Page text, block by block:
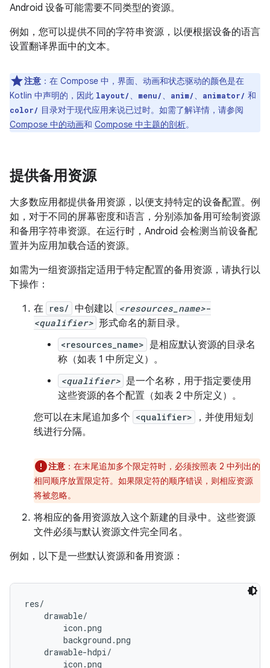
Android 设备可能需要不同类型的资源。
例如，您可以提供不同的字符串资源，以便根据设备的语言
设置翻译界面中的文本。
注意 ：在 Compose 中，界面、动画和状态驱动的颜色是在
Kotlin 中声明的，因此 layout/、 menu/、 anim/、 animator/ 和
color/ 目录对于现代应用来说已过时。如需了解详情，请参阅
Compose 中的动画和 Compose 中主题的剖析。
提供备用资源
大多数应用都提供备用资源，以便支持特定的设备配置。例
如，对于不同的屏幕密度和语言，分别添加备用可绘制资源
和备用字符串资源。在运行时，Android 会检测当前设备配
置并为应用加载合适的资源。
如需为一组资源指定适用于特定配置的备用资源，请执行以
下操作：
在 res/ 中创建以 <resources_name>-
<qualifier> 形式命名的新目录。
<resources_name> 是相应默认资源的目录名
称（如表 1 中所定义）。
<qualifier> 是一个名称，用于指定要使用
这些资源的各个配置（如表 2 中所定义）。
您可以在末尾追加多个 <qualifier> ， 并使用短划
线进行分隔。
注意 ：在末尾追加多个限定符时，必须按照表 2 中列出的
相同顺序放置限定符。如果限定符的顺序错误，则相应资源
将被忽略。
将相应的备用资源放入这个新建的目录中。这些资源
文件必须与默认资源文件完全同名。
例如，以下是一些默认资源和备用资源：
res/
    drawable/
        icon.png
        background.png
    drawable-hdpi/
        icon.png